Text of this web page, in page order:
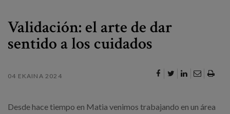
Egizu lan gurekin
eu
Validación: el arte de dar
sentido a los cuidados
04 EKAINA 2024
Desde hace tiempo en Matia venimos trabajando en un área